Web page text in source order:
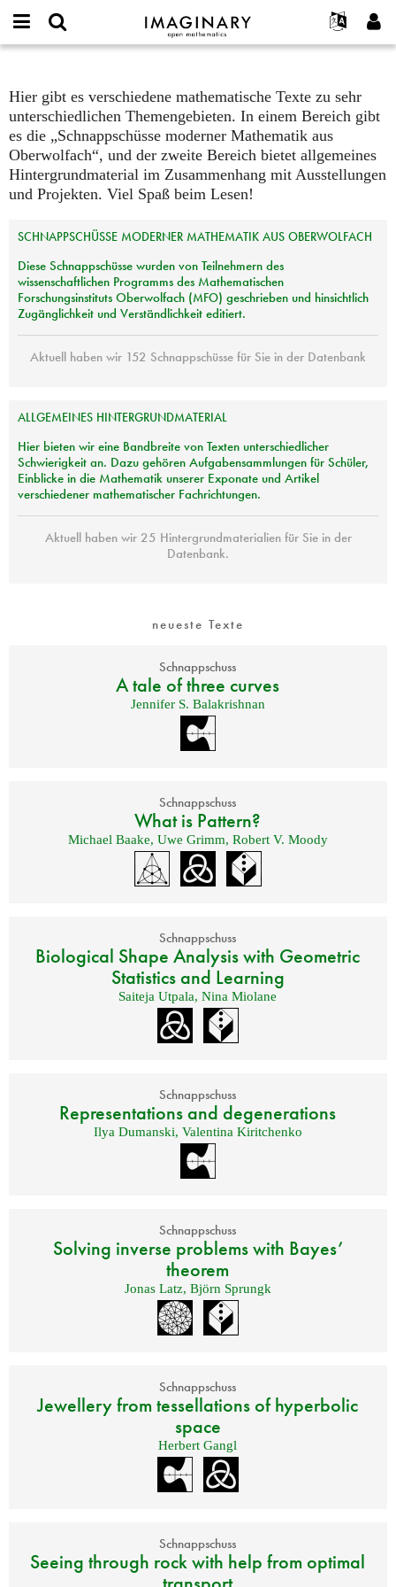
IMAGINARY
open
Deutsch
한국어
Español
Türkçe
Galerien
Hands-on
Filme
Texte
Ausstellungen
Mehr...
Mitmachen
Kontakt
or
username
*
Passwort
*
Neues Benutzerkonto erstellen
Texte
Hier gibt es verschiedene mathematische Texte zu sehr
unterschiedlichen Themengebieten. In einem Bereich gibt
es die „Schnappschüsse moderner Mathematik aus
Oberwolfach“, und der zweite Bereich bietet allgemeines
Hintergrundmaterial im Zusammenhang mit Ausstellungen
und Projekten. Viel Spaß beim Lesen!
SCHNAPPSCHÜSSE MODERNER MATHEMATIK AUS OBERWOLFACH
Diese Schnappschüsse wurden von Teilnehmern des
wissenschaftlichen Programms des Mathematischen
Forschungsinstituts Oberwolfach (MFO) geschrieben und hinsichtlich
Zugänglichkeit und Verständlichkeit editiert.
Aktuell haben wir 152 Schnappschüsse für Sie in der Datenbank
ALLGEMEINES HINTERGRUNDMATERIAL
Hier bieten wir eine Bandbreite von Texten unterschiedlicher
Schwierigkeit an. Dazu gehören Aufgabensammlungen für Schüler,
Einblicke in die Mathematik unserer Exponate und Artikel
verschiedener mathematischer Fachrichtungen.
Aktuell haben wir 25 Hintergrundmaterialien für Sie in der
Datenbank.
neueste Texte
Schnappschuss
A tale of three curves
Jennifer S. Balakrishnan
Schnappschuss
What is Pattern?
Michael Baake, Uwe Grimm, Robert V. Moody
Schnappschuss
Biological Shape Analysis with Geometric
Statistics and Learning
Saiteja Utpala,Nina Miolane
Schnappschuss
Representations and degenerations
Ilya Dumanski, Valentina Kiritchenko
Schnappschuss
Solving inverse problems with Bayes’
theorem
Jonas Latz, Björn Sprungk
Schnappschuss
Jewellery from tessellations of hyperbolic
space
Herbert Gangl
Schnappschuss
Seeing through rock with help from optimal